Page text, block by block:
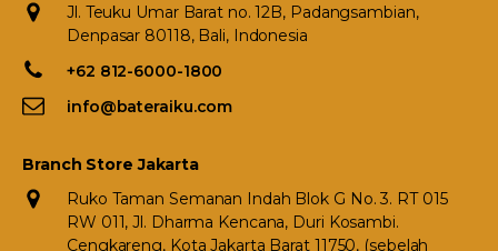
Jl. Teuku Umar Barat no. 12B, Padangsambian,
Denpasar 80118, Bali, Indonesia
+62 812-6000-1800
info@bateraiku.com
Branch Store Jakarta
Ruko Taman Semanan Indah Blok G No. 3. RT 015
RW 011, Jl. Dharma Kencana, Duri Kosambi.
Cengkareng, Kota Jakarta Barat 11750, (sebelah